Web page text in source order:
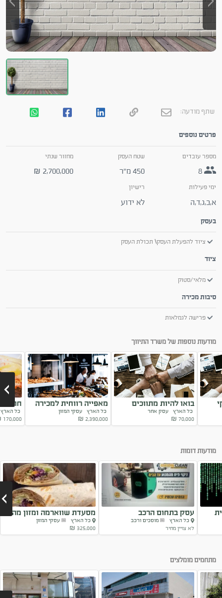
שתף מודעה:
פרטים נוספים
מספר עובדים
8
שטח העסק
450 מ״ר
מחזור שנתי
2,700,000
₪
ימי פעילות
א,ב,ג,ד,ה
רישיון
לא ידוע
בעסק
ציוד להפעלת העסק\ תכולת העסק
ציוד
מלאי/סטוק
סיבות מכירה
פרישה לגמלאות
מודעות נוספות של משרד התיווך
בואו להיות מתווכים
עסקיים !
כל הארץ עסק אחר
70,000
₪
מאפייה רווחית למכירה
במרכז הארץ
כל הארץ עסקי המזון
2,390,000
₪
כל
170,000
מודעות דומות
עסק בתחום הרכב
כל הארץ
מוסכים ורכב
לא צויין מחיר
מסעדת שווארמה ומזון מהיר
למסירה
כל הארץ
עסקי המזון
325,000 ₪
מתחמים מומלצים